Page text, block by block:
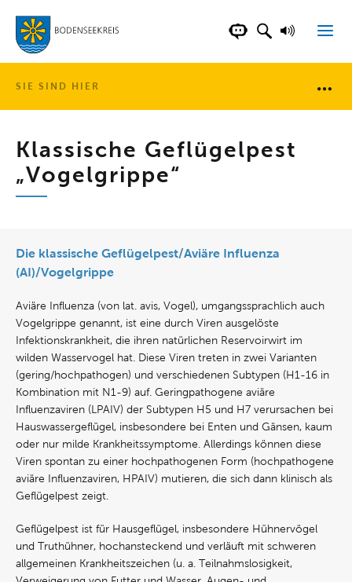
LANDKREISCHATBOT DER
SUCHFELD
SIE SIND HIER
Klassische Geflügelpest
„Vogelgrippe“
Die klassische Geflügelpest/Aviäre Influenza
(AI)/Vogelgrippe
Aviäre Influenza (von lat. avis, Vogel), umgangssprachlich auch
Vogelgrippe genannt, ist eine durch Viren ausgelöste
Infektionskrankheit, die ihren natürlichen Reservoirwirt im
wilden Wasservogel hat. Diese Viren treten in zwei Varianten
(gering/hochpathogen) und verschiedenen Subtypen (H1-16 in
Kombination mit N1-9) auf. Geringpathogene aviäre
Influenzaviren (LPAIV) der Subtypen H5 und H7 verursachen bei
Hauswassergeflügel, insbesondere bei Enten und Gänsen, kaum
oder nur milde Krankheitssymptome. Allerdings können diese
Viren spontan zu einer hochpathogenen Form (hochpathogene
aviäre Influenzaviren, HPAIV) mutieren, die sich dann klinisch als
Geflügelpest zeigt.
Geflügelpest ist für Hausgeflügel, insbesondere Hühnervögel
und Truthühner, hochansteckend und verläuft mit schweren
allgemeinen Krankheitszeichen (u. a. Teilnahmslosigkeit,